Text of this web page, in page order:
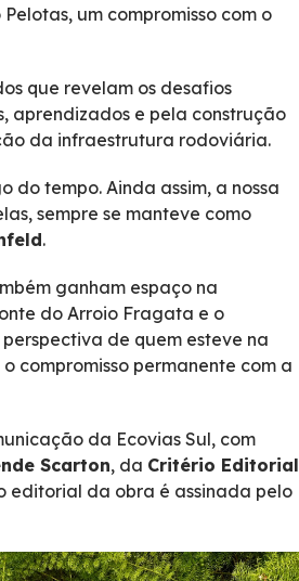
um compromisso com o
que revelam os desafios
aprendizados e pela construção
da infraestrutura rodoviária.
do tempo. Ainda assim, a nossa
sempre se manteve como
.
ganham espaço na
do Arroio Fragata e o
de quem esteve na
compromisso permanente com a
da Ecovias Sul, com
Scarton, da Critério Editorial
editorial da obra é assinada pelo